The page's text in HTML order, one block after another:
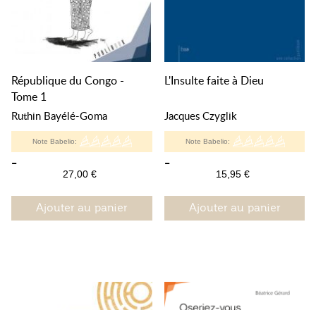
République du Congo -
Tome 1
Ruthin Bayélé-Goma
Note Babelio:
-
27,00 €
Ajouter au panier
L'Insulte faite à Dieu
Jacques Czyglik
Note Babelio:
-
15,95 €
Ajouter au panier